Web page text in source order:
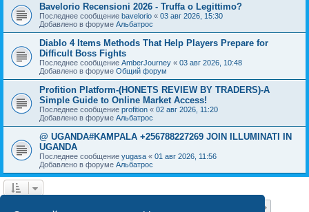
Bavelorio Recensioni 2026 - Truffa o Legittimo?
Последнее сообщение bavelorio « 03 авг 2026, 15:30
Добавлено в форуме Альбатрос
Diablo 4 Items Methods That Help Players Prepare for
Difficult Boss Fights
Последнее сообщение AmberJourney « 03 авг 2026, 10:48
Добавлено в форуме Общий форум
Profition Platform-(HONETS REVIEW BY TRADERS)-A
Simple Guide to Online Market Access!
Последнее сообщение profition « 02 авг 2026, 11:20
Добавлено в форуме Альбатрос
@ UGANDA#KAMPALA +256788227269 JOIN ILLUMINATI IN
UGANDA
Последнее сообщение yugasa « 01 авг 2026, 11:56
Добавлено в форуме Альбатрос